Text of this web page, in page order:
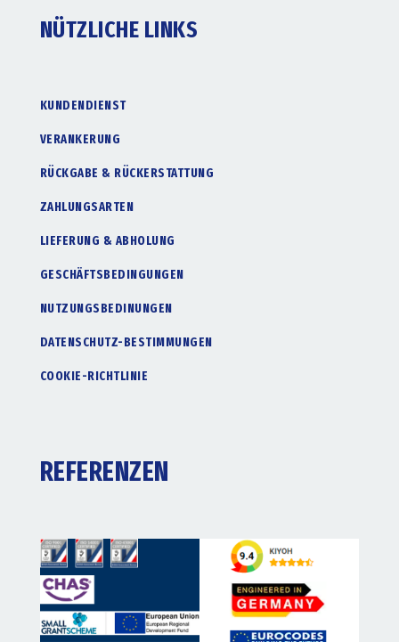
NÜTZLICHE LINKS
KUNDENDIENST
VERANKERUNG
RÜCKGABE & RÜCKERSTATTUNG
ZAHLUNGSARTEN
LIEFERUNG & ABHOLUNG
GESCHÄFTSBEDINGUNGEN
NUTZUNGSBEDINUNGEN
DATENSCHUTZ-BESTIMMUNGEN
COOKIE-RICHTLINIE
REFERENZEN